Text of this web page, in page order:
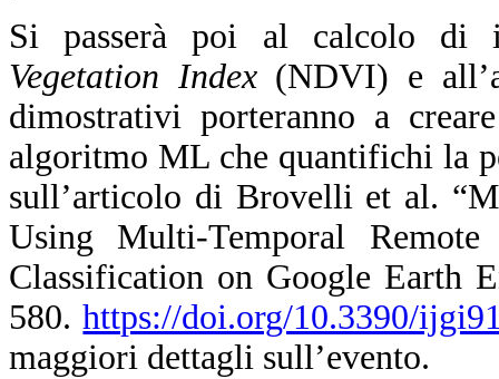
Si passerà poi al calcolo
Vegetation Index(NDVI) e
dimostrativi porteranno a
algoritmo ML che quantifichi la
sull’articolo di Brovelli et al.
Using Multi-Temporal
Classification on Google Earth
580.https://doi.org/10.3390/
maggiori dettagli sull’evento.